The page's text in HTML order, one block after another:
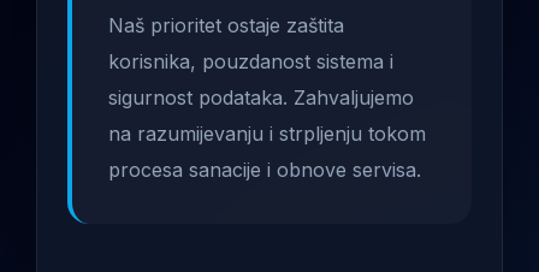
Naš prioritet ostaje zaštita
korisnika, pouzdanost sistema i
sigurnost podataka. Zahvaljujemo
na razumijevanju i strpljenju tokom
procesa sanacije i obnove servisa.